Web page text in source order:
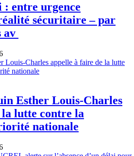
entre urgence
sécuritaire – par
av
Esther Louis-Charles
lutte contre la
nationale